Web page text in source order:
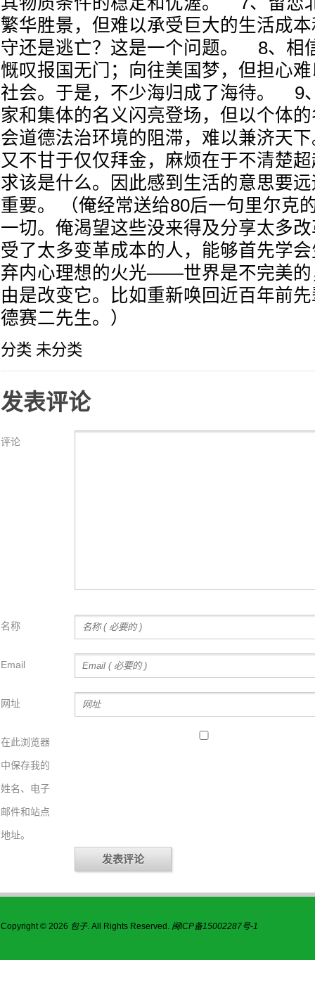
繁华胜景，但难以承受巨大的生活成
守还是逃亡？这是一个问题。 8、相
慨叹报国无门；向往美国梦，但担心
社会。于是，不少海归成了海待。 9
家和集体的名义闪亮登场，但以个体
会道德法治环境的阻滞，难以兼济天
又不甘于仅仅拜金，麻烦在于不清楚
求该是什么。因此感到生活的意思要
重要。 （俺经常送给80后一句里尔克
一切。俺渴望这些没来得及分享太多
受了太多变革成本的人，能够首先学
弃内心理想的火光——世界是不完美的
由是改变它。比如重新唤回近百年前
德赛二先生。）
分类 未分类
发表评论
评论
名称
Email
网址
在此浏览器
中保存我的
姓名、电子
邮件和站点
地址。
Copyright © 2026 包子. All Rights Reserved. 闽ICP备15002287号-1